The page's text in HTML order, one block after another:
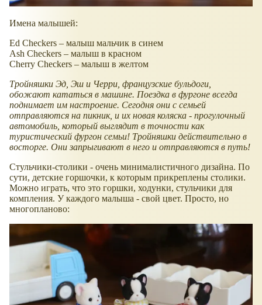
Имена малышей:
Ed Checkers – малыш мальчик в синем
Ash Checkers – малыш в красном
Cherry Checkers – малыш в желтом
Тройняшки Эд, Эш и Черри, французские бульдоги,
обожают кататься в машине. Поездка в фургоне всегда
поднимает им настроение. Сегодня они с семьей
отправляются на пикник, и их новая коляска - прогулочный
автомобиль, который выглядит в точности как
туристический фургон семьи! Тройняшки действительно в
восторге. Они запрыгивают в него и отправляются в путь!
Стульчики-столики - очень минималистичного дизайна. По
сути, детские горшочки, к которым прикреплены столики.
Можно играть, что это горшки, ходунки, стульчики для
компления. У каждого малыша - свой цвет. Просто, но
многопланово: